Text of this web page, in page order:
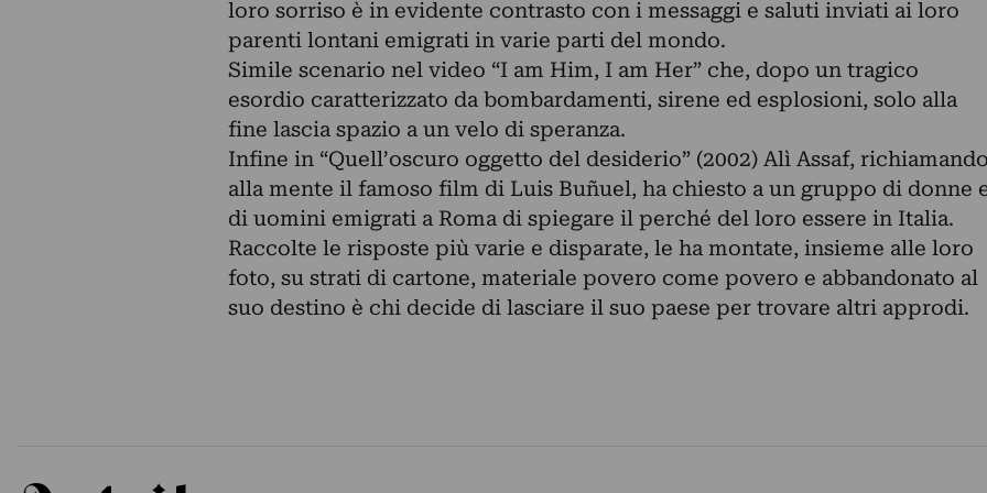
loro sorriso è in evidente contrasto con i messaggi e saluti inviati ai loro
parenti lontani emigrati in varie parti del mondo.
Simile scenario nel video “I am Him, I am Her” che, dopo un tragico
esordio caratterizzato da bombardamenti, sirene ed esplosioni, solo alla
fine lascia spazio a un velo di speranza.
Infine in “Quell’oscuro oggetto del desiderio” (2002) Alì Assaf,
alla mente il famoso film di Luis Buñuel, ha chiesto a un gruppo di donne
di uomini emigrati a Roma di spiegare il perché del loro essere in Italia.
Raccolte le risposte più varie e disparate, le ha montate, insieme alle loro
foto, su strati di cartone, materiale povero come povero e abbandonato al
suo destino è chi decide di lasciare il suo paese per trovare altri approdi.